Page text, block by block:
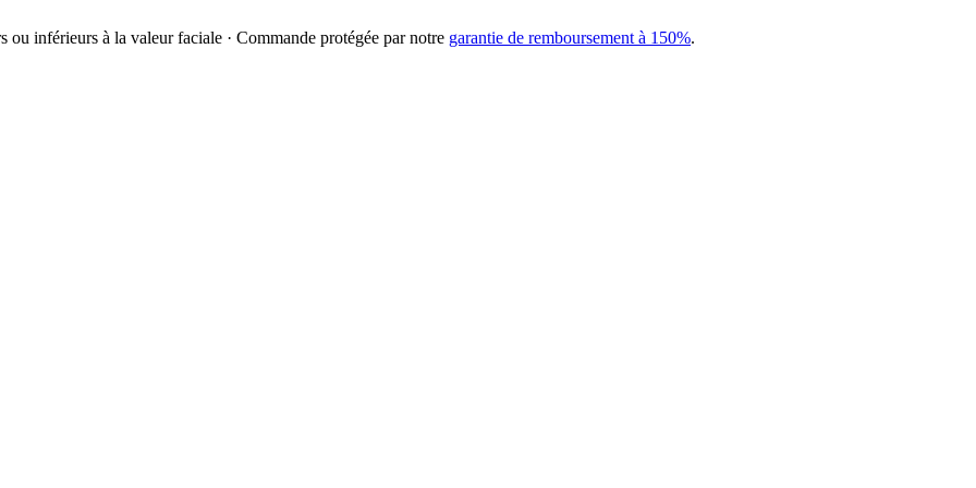
inférieurs à la valeur faciale · Commande protégée par notre garantie de remboursement à 150%.